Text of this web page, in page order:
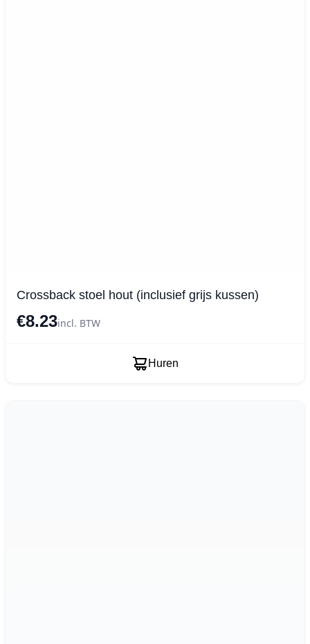
Crossback stoel hout (inclusief grijs kussen)
€8.23incl. BTW
Huren